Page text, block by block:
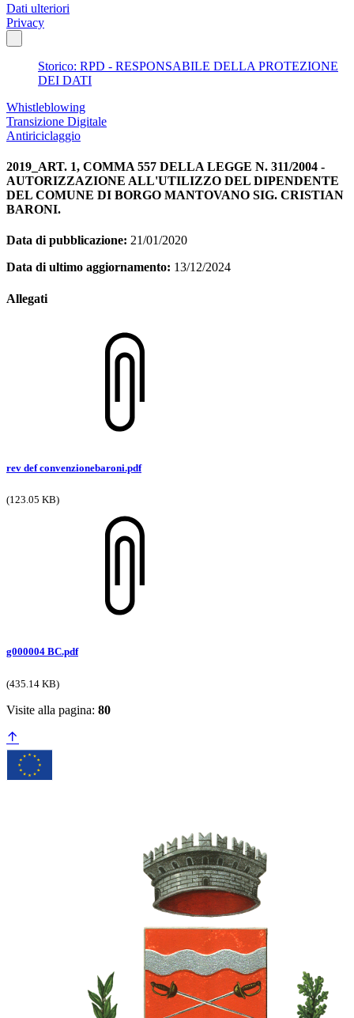
Dati ulteriori
Privacy
Storico: RPD - RESPONSABILE DELLA PROTEZIONE
DEI DATI
Whistleblowing
Transizione Digitale
Antiriciclaggio
2019_ART. 1, COMMA 557 DELLA LEGGE N. 311/2004 -
AUTORIZZAZIONE ALL'UTILIZZO DEL DIPENDENTE
DEL COMUNE DI BORGO MANTOVANO SIG. CRISTIAN
BARONI.
Data di pubblicazione: 21/01/2020
Data di ultimo aggiornamento: 13/12/2024
Allegati
rev def convenzionebaroni.pdf
(123.05 KB)
g000004 BC.pdf
(435.14 KB)
Visite alla pagina: 80